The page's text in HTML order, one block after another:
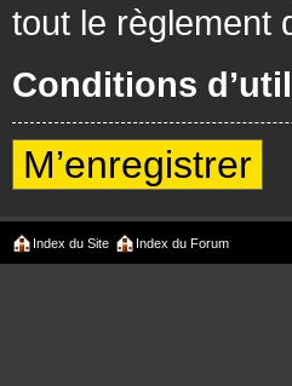
tout le règlement
Conditions
M’enregistrer
Index du Site Index du Forum